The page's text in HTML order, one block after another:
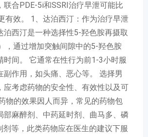
联合PDE-5i和SSRI治疗早泄可能比
有效。 1、达泊西汀：作为治疗早泄
泊西汀是一种选择性5-羟色胺再摄取
，通过增加突触间隙中的5-羟色胺
时间。 它通常在性行为前1-3小时服
副作用，如头痛、恶心等。 选择男
应考虑药物的安全性、有效性以及可
物的效果因人而异，常见的药物包
部麻醉剂、中药延时剂、曲马多、磷
剂等，此类药物应在医生的建议下服